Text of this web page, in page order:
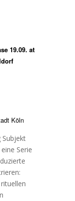
19.09. at
Köln
Subjekt
Serie